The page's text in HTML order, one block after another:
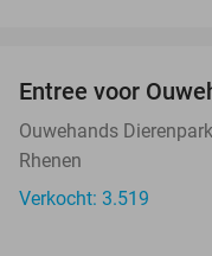
Entree voor
Ouwehands
Rhenen
Verkocht: 3.519